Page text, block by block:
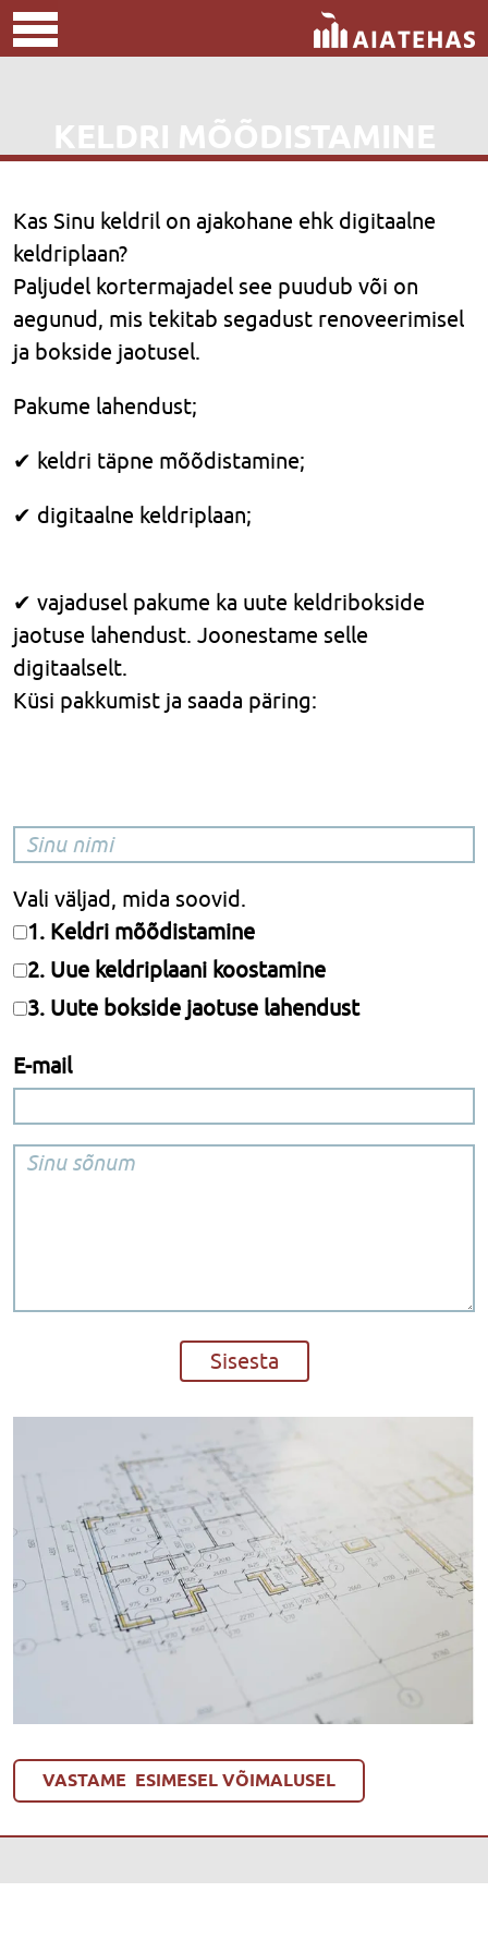
KELDRI MÕÕDISTAMINE
Kas Sinu keldril on ajakohane ehk digitaalne
keldriplaan?
Paljudel kortermajadel see puudub või on
aegunud, mis tekitab segadust renoveerimisel
ja bokside jaotusel.
Pakume lahendust;
✔ keldri täpne mõõdistamine;
✔ digitaalne keldriplaan;
✔ vajadusel pakume ka uute keldribokside
jaotuse lahendust. Joonestame selle
digitaalselt.
Küsi pakkumist ja saada päring:
Vali väljad, mida soovid.
1. Keldri mõõdistamine
2. Uue keldriplaani koostamine
3. Uute bokside jaotuse lahendust
E-mail
VASTAME ESIMESEL VÕIMALUSEL